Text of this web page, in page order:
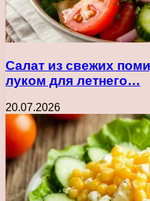
Салат из свежих
луком для летнего…
20.07.2026